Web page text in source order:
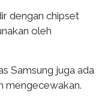
dengan chipset
oleh
Samsung juga ada
mengecewakan.